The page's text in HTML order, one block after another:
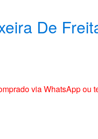
De
via WhatsApp ou